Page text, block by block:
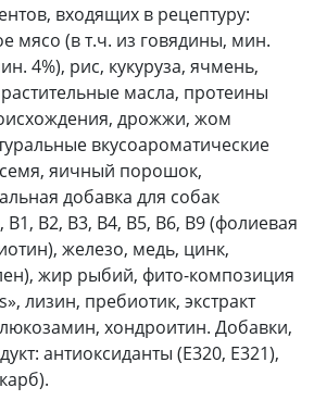
входящих в рецептуру:
мясо (в т.ч. из говядины, мин.
4%), рис, кукуруза, ячмень,
масла, протеины
дрожжи, жом
вкусоароматические
яичный порошок,
добавка для собак
В2, В3, В4, В5, В6, В9 (фолиевая
железо, медь, цинк,
жир рыбий, фито-композиция
лизин, пребиотик, экстракт
хондроитин. Добавки,
антиоксиданты (Е320, Е321),